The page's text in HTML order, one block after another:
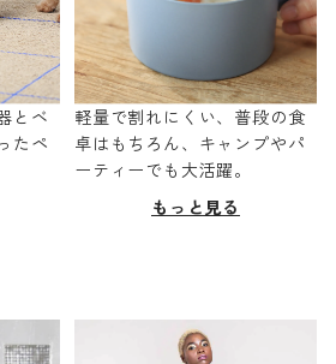
とベ
たペ
軽量で割れにくい、普段の食
卓はもちろん、キャンプやパ
ーティーでも大活躍。
もっと見る